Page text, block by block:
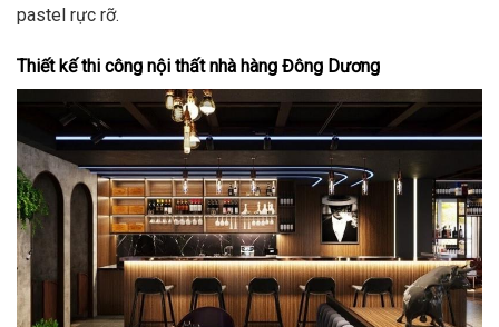
pastel rực rỡ.
Thiết kế thi công nội thất nhà hàng Đông Dương